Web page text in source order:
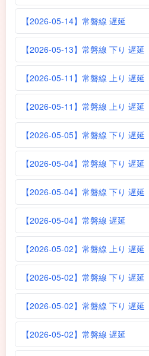
【2026-05-14】常磐線 遅延
【2026-05-13】常磐線 下り 遅延
【2026-05-11】常磐線 上り 遅延
【2026-05-11】常磐線 上り 遅延
【2026-05-05】常磐線 下り 遅延
【2026-05-04】常磐線 下り 遅延
【2026-05-04】常磐線 下り 遅延
【2026-05-04】常磐線 遅延
【2026-05-02】常磐線 上り 遅延
【2026-05-02】常磐線 下り 遅延
【2026-05-02】常磐線 下り 遅延
【2026-05-02】常磐線 遅延